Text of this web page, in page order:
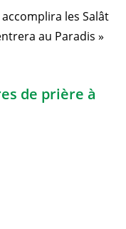
les Salât
au Paradis »
de prière à